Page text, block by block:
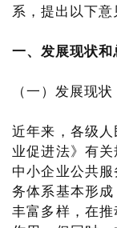
系，提出以下意
一、发展现状和
（一）发展现状
近年来，各级
业促进法》有
中小企业公共
务体系基本形
丰富多样，在